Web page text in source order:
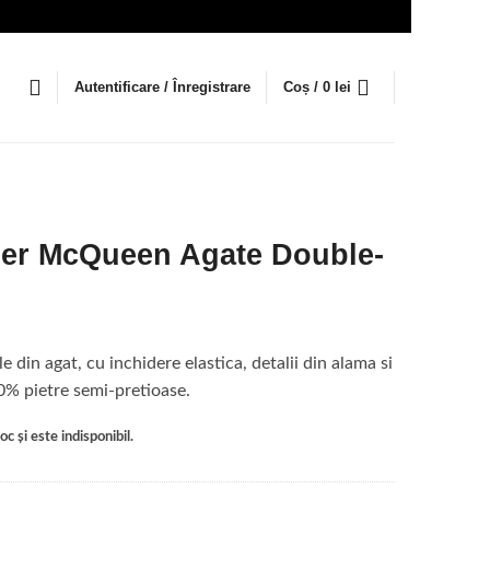
Autentificare / Înregistrare Coș / 0 lei
McQueen Agate Double-
din agat, cu inchidere elastica, detalii din alama si
pietre semi-pretioase.
și este indisponibil.